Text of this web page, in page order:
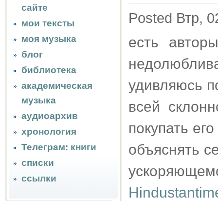
сайте
мои тексты
моя музыка
блог
библиотека
академическая
музыка
аудиоархив
хронология
Телеграм: книги
списки
ссылки
Posted Втр,
есть
удивляюсь
всей
покупать
объяснять